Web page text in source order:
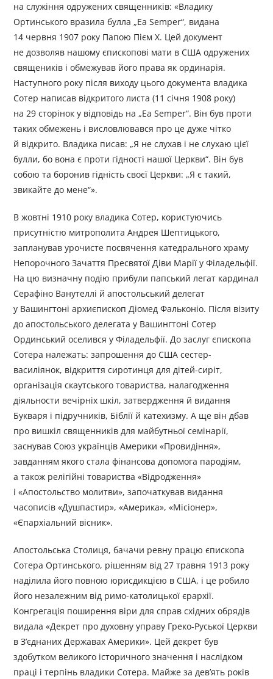
на служіння одружених священників: «Владику
Ортинського вразила булла „Ea Semper“, видана
14 червня 1907 року Папою Пієм Х. Цей документ
не дозволяв нашому єпископові мати в США одружених
священиків і обмежував його права як ординарія.
Наступного року після виходу цього документа владика
Сотер написав відкритого листа (11 січня 1908 року)
на 29 сторінок у відповідь на „Ea Semper“. Він був проти
таких обмежень і висловлювався про це дуже чітко
й відкрито. Владика писав: „Я не слухав і не слухаю цієї
булли, бо вона є проти гідності нашої Церкви“. Він був
собою та боронив гідність своєї Церкви: „Я є такий,
звикайте до мене“».
В жовтні 1910 року владика Сотер, користуючись
присутністю митрополита Андрея Шептицького,
запланував урочисте посвячення катедрального храму
Непорочного Зачаття Пресвятої Діви Марії у Філадельфії.
На цю визначну подію прибули папський легат кардинал
Серафіно Ванутеллі й апостольський делегат
у Вашингтоні архиєпископ Діомед Фальконіо. Після візиту
до апостольського делегата у Вашингтоні Сотер
Ординський оселився у Філадельфії. До заслуг єпископа
Сотера належать: запрошення до США сестер-
василіянок, відкриття сиротинця для дітей-сиріт,
організація скаутського товариства, налагодження
діяльности вечірніх шкіл, затвердження й видання
Букваря і підручників, Біблії й катехизму. А ще він дбав
про вишкіл священників для майбутньої семінарії,
заснував Союз українців Америки «Провидіння»,
завданням якого стала фінансова допомога пародіям,
а також релігійні товариства «Відродження»
і «Апостольство молитви», започаткував видання
часописів «Душпастир», «Америка», «Місіонер»,
«Єпархіальний вісник».
Апостольська Столиця, бачачи ревну працю єпископа
Сотера Ортинського, рішенням від 27 травня 1913 року
наділила його повною юрисдикцією в США, і це робило
його незалежним від римо-католицької єрархії.
Конгрегація поширення віри для справ східних обрядів
видала «Декрет про духовну управу Греко-Руської Церкви
в З’єднаних Державах Америки». Цей декрет був
здобутком великого історичного значення і наслідком
праці і терпінь владики Сотера. Майже за дев’ять років